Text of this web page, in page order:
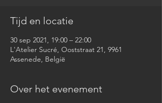
Tijd en locatie
30 sep 2021, 19:00 – 22:00
L'Atelier Sucré, Ooststraat 21, 9961
Assenede, België
Over het evenement